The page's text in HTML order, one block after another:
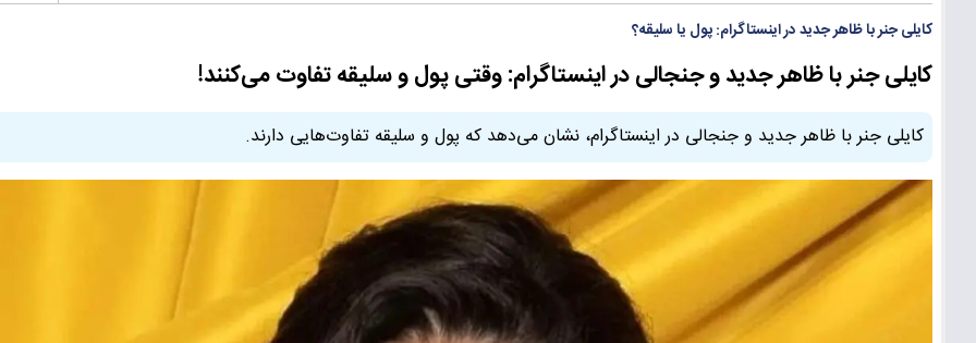
کایلی جنر با ظاهر جدید در اینستاگرام: پول یا سلیقه؟
کایلی جنر با ظاهر جدید و جنجالی در اینستاگرام: وقتی پول و سلیقه تفاوت می‌کنند!
کایلی جنر با ظاهر جدید و جنجالی در اینستاگرام، نشان می‌دهد که پول و سلیقه تفاوت‌هایی دارند.